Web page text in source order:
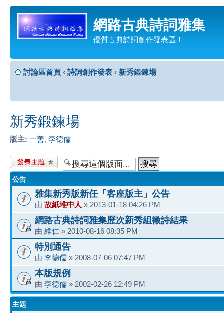
網路古典詩詞雅集
優質古典詩詞創作發表區！
討論區首頁 ‹ 詩詞創作發表 ‹ 新秀鍛鍊場
新秀鍛鍊場
版主: 一善, 李德儒
發表新主題
公告
雅集新秀版新任「客座版主」公告
由 故紙堆中人 » 2013-01-18 04:26 PM
網路古典詩詞雅集歷次新秀組徵詩結果
由 維仁 » 2010-08-16 08:35 PM
特別通告
由 李德儒 » 2008-07-06 07:47 PM
本版規例
由 李德儒 » 2002-02-26 12:49 PM
主題